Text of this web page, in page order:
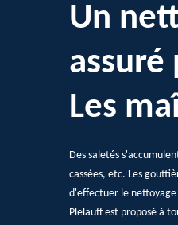
Un
Les
Des saletés
cassées, etc. Les
d'effectuer le
Plelauff est proposé à